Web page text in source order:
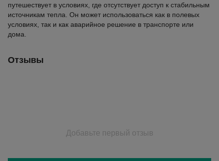
путешествует в условиях, где отсутствует доступ к стабильным
источникам тепла. Он может использоваться как в полевых
условиях, так и как аварийное решение в транспорте или
дома.
Отзывы
Добавьте первый отзыв